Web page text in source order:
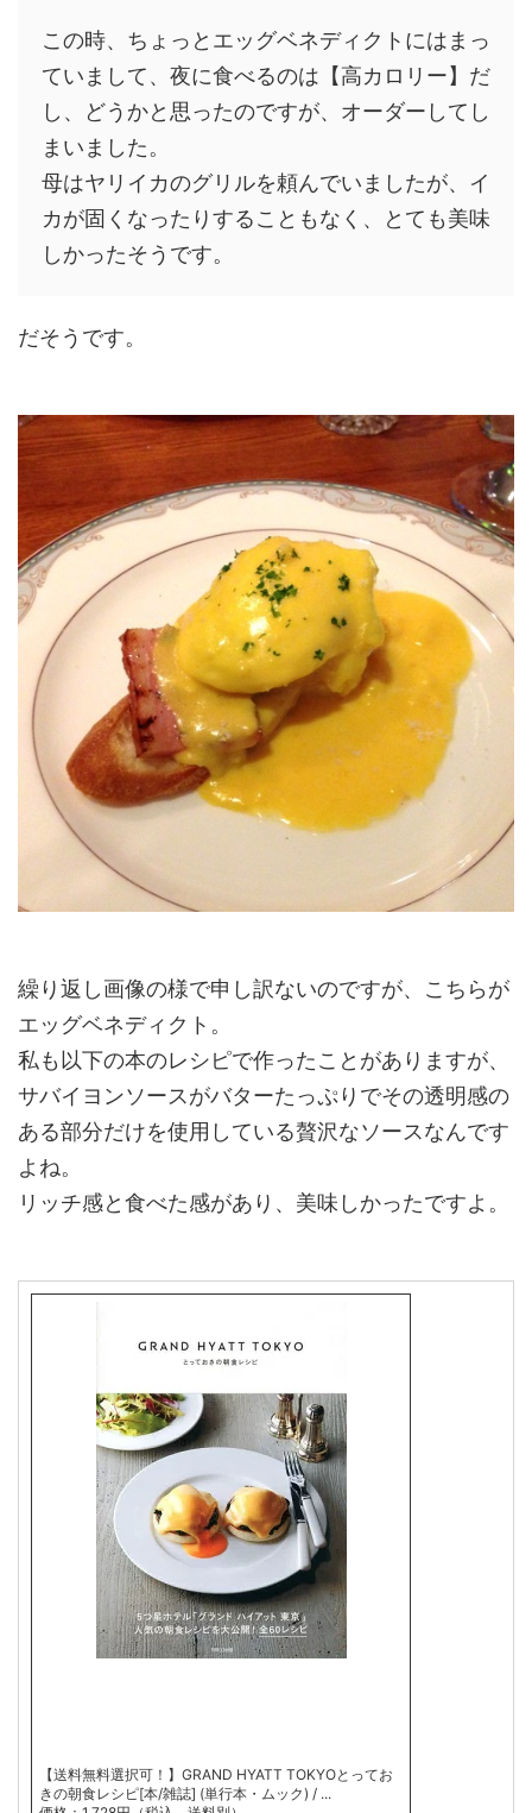
この時、ちょっとエッグベネディクトにはまっ
ていまして、夜に食べるのは【高カロリー】だ
し、どうかと思ったのですが、オーダーしてし
まいました。
母はヤリイカのグリルを頼んでいましたが、イ
カが固くなったりすることもなく、とても美味
しかったそうです。
だそうです。
繰り返し画像の様で申し訳ないのですが、こちらが
エッグベネディクト。
私も以下の本のレシピで作ったことがありますが、
サバイヨンソースがバターたっぷりでその透明感の
ある部分だけを使用している贅沢なソースなんです
よね。
リッチ感と食べた感があり、美味しかったですよ。
【送料無料選択可！】GRAND HYATT TOKYOとってお
きの朝食レシピ[本/雑誌] (単行本・ムック) / ...